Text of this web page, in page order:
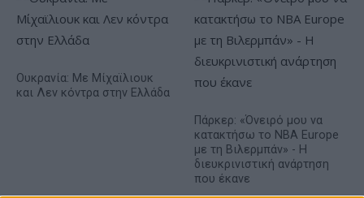
Ουκρανία: Με Μίχαϊλιουκ
και Λεν κόντρα στην Ελλάδα
Πάρκερ: «Όνειρό μου να
κατακτήσω το ΝΒΑ Europe
με τη Βιλερμπάν» - Η
διευκρινιστική ανάρτηση
που έκανε